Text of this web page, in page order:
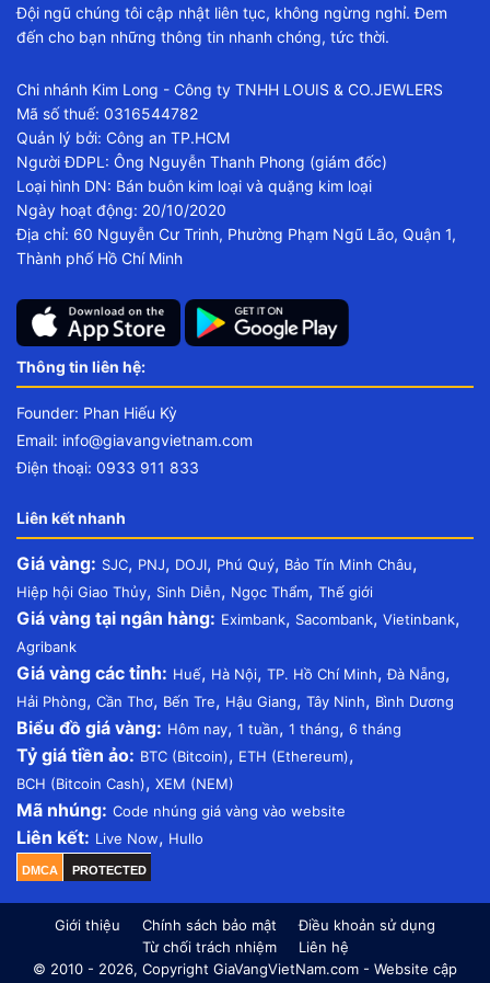
Đội ngũ chúng tôi cập nhật liên tục, không ngừng nghỉ. Đem
đến cho bạn những thông tin nhanh chóng, tức thời.
Chi nhánh Kim Long - Công ty TNHH LOUIS & CO.JEWLERS
Mã số thuế: 0316544782
Quản lý bởi: Công an TP.HCM
Người ĐDPL: Ông Nguyễn Thanh Phong (giám đốc)
Loại hình DN: Bán buôn kim loại và quặng kim loại
Ngày hoạt động: 20/10/2020
Địa chỉ: 60 Nguyễn Cư Trinh, Phường Phạm Ngũ Lão, Quận 1,
Thành phố Hồ Chí Minh
Thông tin liên hệ:
Founder: Phan Hiếu Kỳ
Email: info@giavangvietnam.com
Điện thoại: 0933 911 833
Liên kết nhanh
Giá vàng: SJC, PNJ, DOJI, Phú Quý, Bảo Tín Minh Châu,
Hiệp hội Giao Thủy, Sinh Diễn, Ngọc Thẩm, Thế giới
Giá vàng tại ngân hàng: Eximbank, Sacombank, Vietinbank,
Agribank
Giá vàng các tỉnh: Huế, Hà Nội, TP. Hồ Chí Minh,Đà Nẵng,
Hải Phòng, Cần Thơ, Bến Tre, Hậu Giang, Tây Ninh, Bình Dương
Biểu đồ giá vàng: Hôm nay, 1 tuần, 1 tháng, 6 tháng
Tỷ giá tiền ảo: BTC (Bitcoin), ETH (Ethereum),
BCH (Bitcoin Cash), XEM (NEM)
Mã nhúng: Code nhúng giá vàng vào website
Liên kết: Live Now, Hullo
DMCA PROTECTED
Giới thiệu Chính sách bảo mật
Điều khoản sử dụng
Từ chối trách nhiệm
Liên hệ
© 2010 - 2026, Copyright GiaVangVietNam.com - Website cập